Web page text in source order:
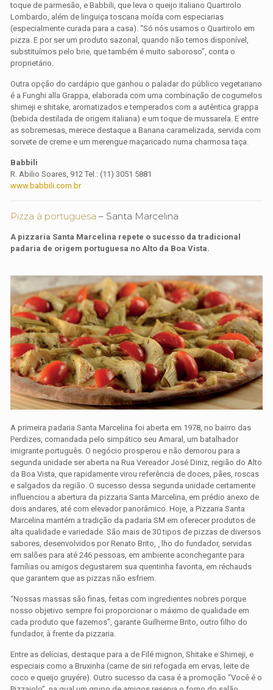
toque de parmesão, e Babbili, que leva o queijo italiano Quartirolo
Lombardo, além de linguiça toscana moída com especiarias
(especialmente curada para a casa). “Só nós usamos o Quartirolo em
pizza. E por ser um produto sazonal, quando não temos disponível,
substituímos pelo brie, que também é muito saboroso”, conta o
proprietário.
Outra opção do cardápio que ganhou o paladar do público vegetariano
é a Funghi alla Grappa, elaborada com uma combinação de cogumelos
shimeji e shitake, aromatizados e temperados com a autêntica grappa
(bebida destilada de origem italiana) e um toque de mussarela. E entre
as sobremesas, merece destaque a Banana caramelizada, servida com
sorvete de creme e um merengue maçaricado numa charmosa taça.
Babbili
R. Abilio Soares, 912 Tel.: (11) 3051 5881
www.babbili.com.br
Pizza à portuguesa – Santa Marcelina
A pizzaria Santa Marcelina repete o sucesso da tradicional
padaria de origem portuguesa no Alto da Boa Vista.
A primeira padaria Santa Marcelina foi aberta em 1978, no bairro das
Perdizes, comandada pelo simpático seu Amaral, um batalhador
imigrante português. O negócio prosperou e não demorou para a
segunda unidade ser aberta na Rua Vereador José Diniz, região do Alto
da Boa Vista, que rapidamente virou referência de doces, pães, roscas
e salgados da região. O sucesso dessa segunda unidade certamente
influenciou a abertura da pizzaria Santa Marcelina, em prédio anexo de
dois andares, até com elevador panorâmico. Hoje, a Pizzaria Santa
Marcelina mantém a tradição da padaria SM em oferecer produtos de
alta qualidade e variedade. São mais de 30 tipos de pizzas de diversos
sabores, desenvolvidos por Renato Brito, ˛ lho do fundador, servidas
em salões para até 246 pessoas, em ambiente aconchegante para
famílias ou amigos degustarem sua quentinha favorita, em réchauds
que garantem que as pizzas não esfriem.
“Nossas massas são finas, feitas com ingredientes nobres porque
nosso objetivo sempre foi proporcionar o máximo de qualidade em
cada produto que fazemos”, garante Guilherme Brito, outro filho do
fundador, à frente da pizzaria.
Entre as delícias, destaque para a de Filé mignon, Shitake e Shimeji, e
especiais como a Bruxinha (carne de siri refogada em ervas, leite de
coco e queijo gruyére). Outro sucesso da casa é a promoção “Você é o